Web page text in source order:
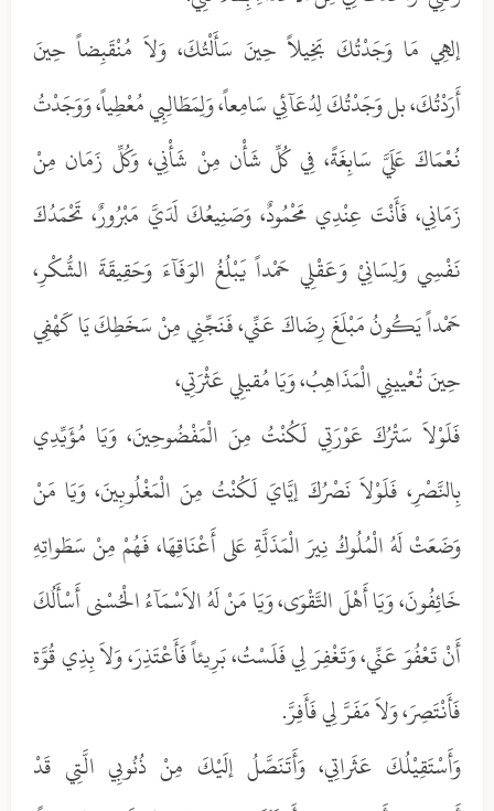
إلهِي مَا وَجَدْتُكَ بَخِيلاً حِينَ سَأَلْتُكَ، وَلاَ مُنْقَبِضاً حِينَ
أَرَدْتُكَ، بل وَجَدْتُكَ لِدُعَآئِي سَامِعاً، وَلِمَطَالِبِي مُعْطِياً، وَوَجَدْتُ
نُعْمَاكَ عَلَيَّ سَابِغَةً، فِي كُلِّ شَأْن مِنْ شَأْنِي، وَكُلِّ زَمَان مِنْ
زَمَانِي، فَأَنْتَ عِنْدِي مَحْمُودٌ، وَصَنِيعُكَ لَدَيَّ مَبْرُورٌ، تَحْمَدُكَ
نَفْسِي وَلِسَانِيْ وَعَقْلِي حَمْداً يَبْلُغُ الوَفَآءَ وَحَقِيقَةَ الشُّكْرِ،
حَمْداً يَكُونُ مَبْلَغَ رِضَاكَ عَنِّي، فَنَجِّنِي مِنْ سَخَطِكَ يَا كَهْفِي
حِينَ تُعْيينِي الْمَذَاهِبُ، وَيَا مُقيلِي عَثْرَتِي،
فَلَوْلاَ سَتْرُكَ عَوْرَتِي لَكُنْتُ مِنَ الْمَفْضُوحِينَ، وَيَا مُؤَيِّدِي
بِالنَّصْرِ، فَلَوْلاَ نَصْرُكَ إيَّايَ لَكُنْتُ مِنَ الْمَغْلُوبِينَ، وَيَا مَنْ
وَضَعَتْ لَهُ الْمُلُوكُ نِيرَ الْمَذَلَّةِ عَلى أَعْنَاقِهَا، فَهُمْ مِنْ سَطَواتِهِ
خَائِفُونَ، وَيَا أَهْلَ التَّقْوَى، وَيَا مَنْ لَهُ الاَسْمَآءُ الْحُسْنى أَسْأَلُكَ
أَنْ تَعْفُوَ عَنِّي، وَتَغْفِرَ لِي فَلَسْتُ، بَرِيئاً فَأَعْتَذِرَ، وَلاَ بِذِي قُوَّة
فَأَنْتَصِرَ، وَلاَ مَفَرَّ لِي فَأَفِرَّ.
وَأَسْتَقِيْلُكَ عَثَراتِي، وَأَتَنَصَّلُ إلَيْكَ مِنْ ذُنُوبِي الَّتِي قَدْ